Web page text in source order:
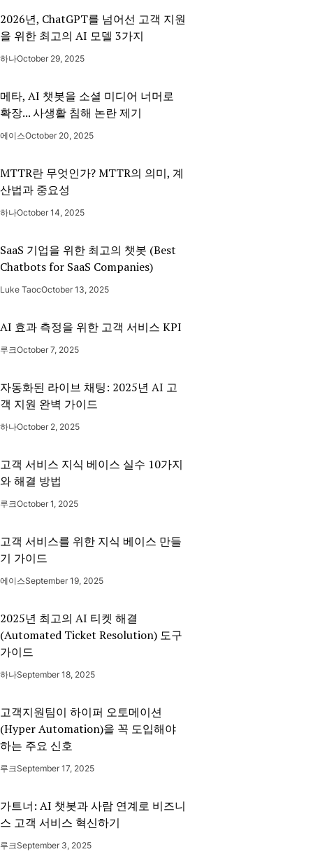
2026년, ChatGPT를 넘어선 고객 지원
을 위한 최고의 AI 모델 3가지
하나October 29, 2025
메타, AI 챗봇을 소셜 미디어 너머로
확장... 사생활 침해 논란 제기
에이스October 20, 2025
MTTR란 무엇인가? MTTR의 의미, 계
산법과 중요성
하나October 14, 2025
SaaS 기업을 위한 최고의 챗봇 (Best
Chatbots for SaaS Companies)
Luke TaocOctober 13, 2025
AI 효과 측정을 위한 고객 서비스 KPI
루크October 7, 2025
자동화된 라이브 채팅: 2025년 AI 고
객 지원 완벽 가이드
하나October 2, 2025
고객 서비스 지식 베이스 실수 10가지
와 해결 방법
루크October 1, 2025
고객 서비스를 위한 지식 베이스 만들
기 가이드
에이스September 19, 2025
2025년 최고의 AI 티켓 해결
(Automated Ticket Resolution) 도구
가이드
하나September 18, 2025
고객지원팀이 하이퍼 오토메이션
(Hyper Automation)을 꼭 도입해야
하는 주요 신호
루크September 17, 2025
가트너: AI 챗봇과 사람 연계로 비즈니
스 고객 서비스 혁신하기
루크September 3, 2025